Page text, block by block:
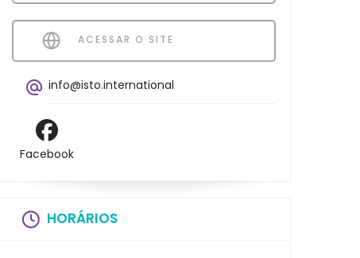
ACESSAR O SITE
info@isto.international
Facebook
HORÁRIOS